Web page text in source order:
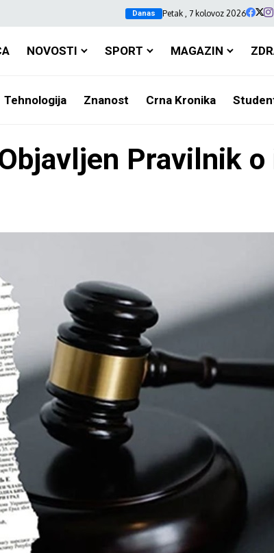
Danas Petak , 7 kolovoz 2026
NOVOSTI SPORT MAGAZIN
Tehnologija Znanost Crna Kronika
Pravilnik